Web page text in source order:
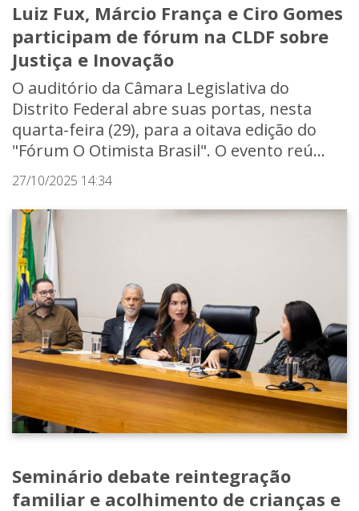
Luiz Fux, Márcio França e Ciro Gomes
participam de fórum na CLDF sobre
Justiça e Inovação
O auditório da Câmara Legislativa do
Distrito Federal abre suas portas, nesta
quarta-feira (29), para a oitava edição do
"Fórum O Otimista Brasil". O evento reú...
27/10/2025 14:34
Seminário debate reintegração
familiar e acolhimento de crianças e